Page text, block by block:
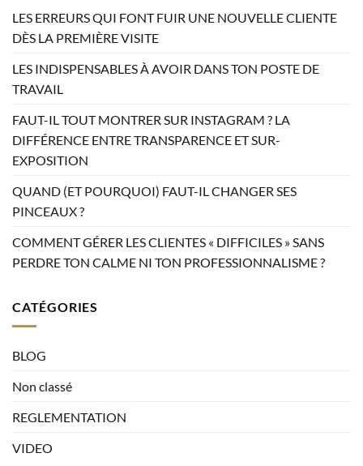
LES ERREURS QUI FONT FUIR UNE NOUVELLE CLIENTE
DÈS LA PREMIÈRE VISITE
LES INDISPENSABLES À AVOIR DANS TON POSTE DE
TRAVAIL
FAUT-IL TOUT MONTRER SUR INSTAGRAM ? LA
DIFFÉRENCE ENTRE TRANSPARENCE ET SUR-
EXPOSITION
QUAND (ET POURQUOI) FAUT-IL CHANGER SES
PINCEAUX ?
COMMENT GÉRER LES CLIENTES « DIFFICILES » SANS
PERDRE TON CALME NI TON PROFESSIONNALISME ?
CATÉGORIES
BLOG
Non classé
REGLEMENTATION
VIDEO